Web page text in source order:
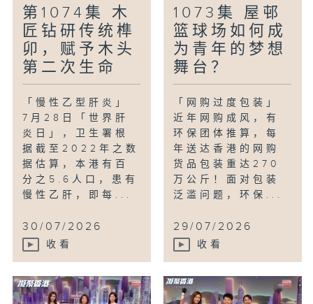
第1074集 木
匠钻研传统榫
卯，赋予木头
第二次生命
「慢性乙型肝炎」
7月28日「世界肝
炎日」，卫生署根
据截至2022年之数
据估算，本港有百
分之5.6人口，患有
慢性乙肝，即每...
30/07/2026
收看
1073集 屋邨
篮球场如何成
为青年的梦想
舞台？
「网购过度包装」
近年网购成风，有
环保团体推算，每
年送达香港的网购
货品包装重达270
万公斤！面对包装
泛滥问题，环保...
29/07/2026
收看